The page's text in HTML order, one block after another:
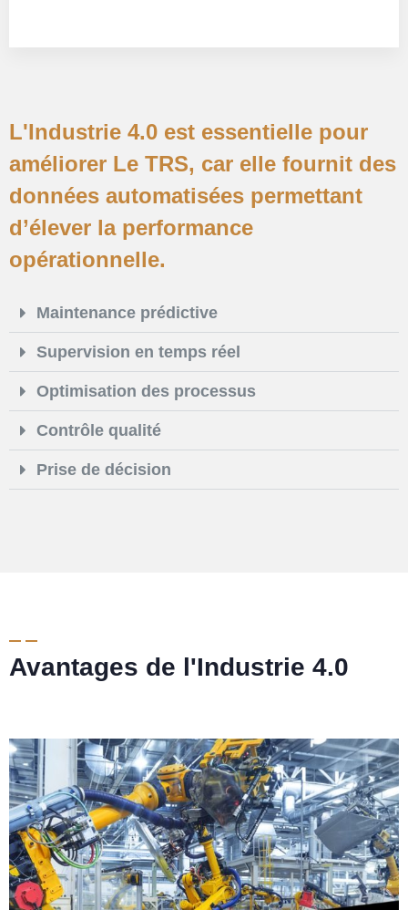
L'Industrie 4.0 est essentielle pour
améliorer Le TRS, car elle fournit des
données automatisées permettant
d’élever la performance
opérationnelle.
Maintenance prédictive
Supervision en temps réel
Optimisation des processus
Contrôle qualité
Prise de décision
Avantages de l'Industrie 4.0